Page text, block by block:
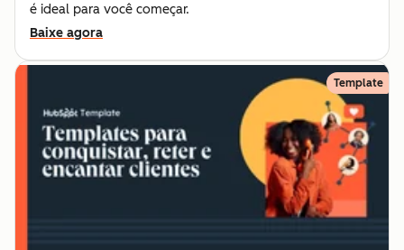
é ideal para você começar.
Baixe agora
Template